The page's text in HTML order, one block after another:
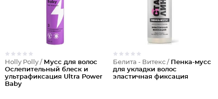
Holly Polly / Мусс для волос
Ослепительный блеск и
ультрафиксация Ultra Power
Baby
Белита - Витекс / Пенка-мусс
для укладки волос
эластичная фиксация